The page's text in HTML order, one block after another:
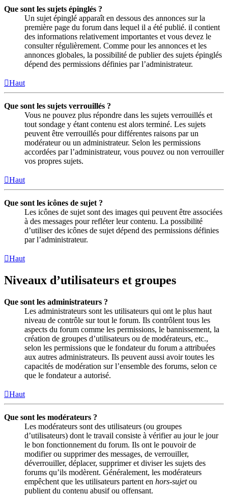
Que sont les sujets épinglés ?
Un sujet épinglé apparaît en dessous des annonces sur la
première page du forum dans lequel il a été publié. il contient
des informations relativement importantes et vous devez le
consulter régulièrement. Comme pour les annonces et les
annonces globales, la possibilité de publier des sujets épinglés
dépend des permissions définies par l’administrateur.
Haut
Que sont les sujets verrouillés ?
Vous ne pouvez plus répondre dans les sujets verrouillés et
tout sondage y étant contenu est alors terminé. Les sujets
peuvent être verrouillés pour différentes raisons par un
modérateur ou un administrateur. Selon les permissions
accordées par l’administrateur, vous pouvez ou non verrouiller
vos propres sujets.
Haut
Que sont les icônes de sujet ?
Les icônes de sujet sont des images qui peuvent être associées
à des messages pour refléter leur contenu. La possibilité
d’utiliser des icônes de sujet dépend des permissions définies
par l’administrateur.
Haut
Niveaux d’utilisateurs et groupes
Que sont les administrateurs ?
Les administrateurs sont les utilisateurs qui ont le plus haut
niveau de contrôle sur tout le forum. Ils contrôlent tous les
aspects du forum comme les permissions, le bannissement, la
création de groupes d’utilisateurs ou de modérateurs, etc.,
selon les permissions que le fondateur du forum a attribuées
aux autres administrateurs. Ils peuvent aussi avoir toutes les
capacités de modération sur l’ensemble des forums, selon ce
que le fondateur a autorisé.
Haut
Que sont les modérateurs ?
Les modérateurs sont des utilisateurs (ou groupes
d’utilisateurs) dont le travail consiste à vérifier au jour le jour
le bon fonctionnement du forum. Ils ont le pouvoir de
modifier ou supprimer des messages, de verrouiller,
déverrouiller, déplacer, supprimer et diviser les sujets des
forums qu’ils modèrent. Généralement, les modérateurs
empêchent que les utilisateurs partent en hors-sujetou
publient du contenu abusif ou offensant.